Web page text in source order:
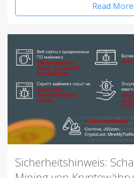
Read More
Sicherheitshinweis: